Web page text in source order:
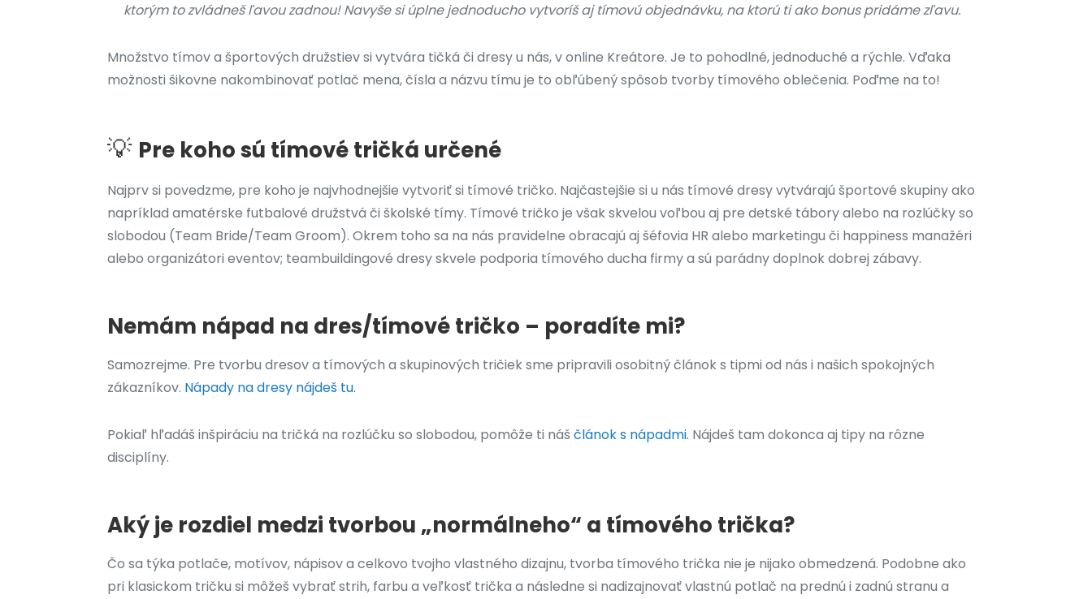
ktorým to zvládneš ľavou zadnou! Navyše si úplne jednoducho vytvoríš aj tímovú objednávku, na ktorú ti ako bonus pridáme zľavu.
Množstvo tímov a športových družstiev si vytvára tičká či dresy u nás, v online Kreátore. Je to pohodlné, jednoduché a rýchle. Vďaka
možnosti šikovne nakombinovať potlač mena, čísla a názvu tímu je to obľúbený spôsob tvorby tímového oblečenia. Poďme na to!
💡 Pre koho sú tímové tričká určené
Najprv si povedzme, pre koho je najvhodnejšie vytvoriť si tímové tričko. Najčastejšie si u nás tímové dresy vytvárajú športové skupiny ako
napríklad amatérske futbalové družstvá či školské tímy. Tímové tričko je však skvelou voľbou aj pre detské tábory alebo na rozlúčky so
slobodou (Team Bride/Team Groom). Okrem toho sa na nás pravidelne obracajú aj šéfovia HR alebo marketingu či happiness manažéri
alebo organizátori eventov; teambuildingové dresy skvele podporia tímového ducha firmy a sú parádny doplnok dobrej zábavy.
Nemám nápad na dres/tímové tričko – poradíte mi?
Samozrejme. Pre tvorbu dresov a tímových a skupinových tričiek sme pripravili osobitný článok s tipmi od nás i našich spokojných
zákazníkov. Nápady na dresy nájdeš tu.
Pokiaľ hľadáš inšpiráciu na tričká na rozlúčku so slobodou, pomôže ti náš článok s nápadmi. Nájdeš tam dokonca aj tipy na rôzne
disciplíny.
Aký je rozdiel medzi tvorbou „normálneho“ a tímového trička?
Čo sa týka potlače, motívov, nápisov a celkovo tvojho vlastného dizajnu, tvorba tímového trička nie je nijako obmedzená. Podobne ako
pri klasickom tričku si môžeš vybrať strih, farbu a veľkosť trička a následne si nadizajnovať vlastnú potlač na prednú i zadnú stranu a